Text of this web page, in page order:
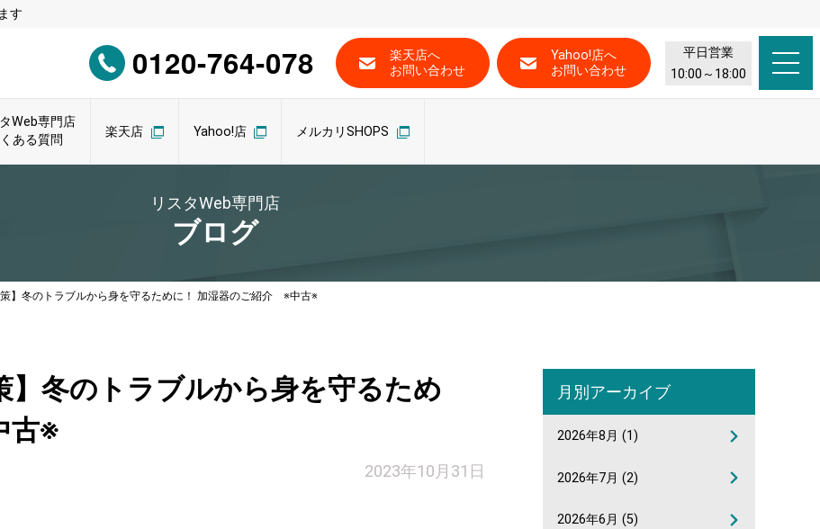
す
0120-764-078
楽天店へ
お問い合わせ
Yahoo!店へ
お問い合わせ
平日営業
10:00～18:00
Web専門店
ある質問
楽天店 Yahoo!店 メルカリSHOPS
リスタWeb専門店
ブログ
策】冬のトラブルから身を守るために！ 加湿器のご紹介 ※中古※
】冬のトラブルから身を守るため
古※
2023年10月31日
月別アーカイブ
2026年8月 (1)
2026年7月 (2)
2026年6月 (5)